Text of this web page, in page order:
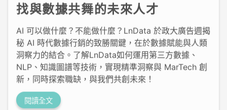
秘 AI 時代數據行銷的致勝關鍵，在於數據賦能與人類
NLP、知識圖譜等技術，實現精準洞察與 MarTech 創
新，同時探索職缺，與我們共創未來！
閱讀全文